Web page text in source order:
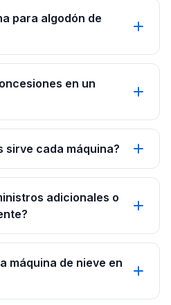
para algodón de
en un
sirve cada máquina?
adicionales o
máquina de nieve en